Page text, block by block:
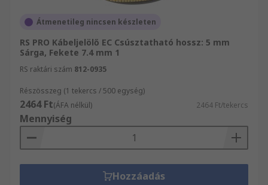
Átmenetileg nincsen készleten
RS PRO Kábeljelölő EC Csúsztatható hossz: 5 mm
Sárga, Fekete 7.4 mm 1
RS raktári szám 812-0935
Részösszeg (1 tekercs / 500 egység)
2464 Ft(ÁFA nélkül) 2464 Ft/tekercs
Mennyiség
Hozzáadás